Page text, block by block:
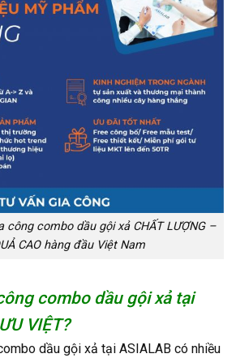
công combo dầu gội xả CHẤT LƯỢNG –
CAO hàng đầu Việt Nam
combo dầu gội xả tại
VIỆT?
dầu gội xả tại ASIALAB có nhiều